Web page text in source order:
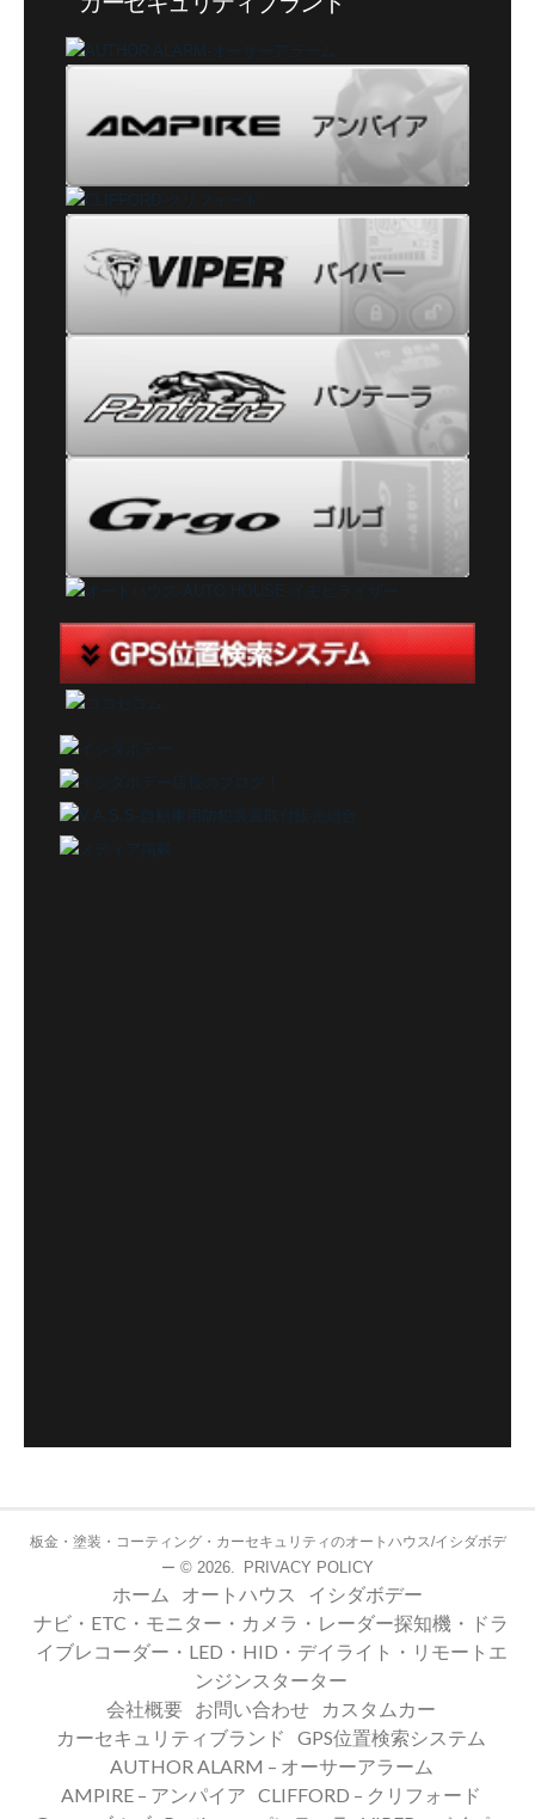
板金・塗装・コーティング・カーセキュリティのオートハウス/イシダボデ
ー © 2026. PRIVACY POLICY
ホーム オートハウス
イシダボデー
ナビ・ETC・モニター・カメラ・レーダー探知機・ドラ
イブレコーダー・LED・HID・デイライト・リモートエ
ンジンスターター
会社概要 お問い合わせ
カスタムカー
カーセキュリティブランド
GPS位置検索システム
AUTHOR ALARM – オーサーアラーム
AMPIRE – アンパイア CLIFFORD – クリフォード